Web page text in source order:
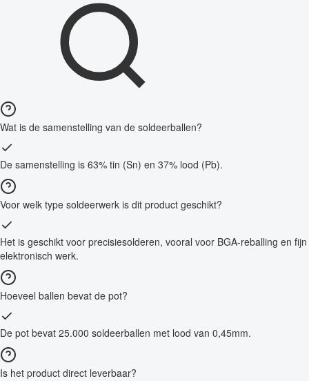
Wat is de samenstelling van de soldeerballen?
De samenstelling is 63% tin (Sn) en 37% lood (Pb).
Voor welk type soldeerwerk is dit product geschikt?
Het is geschikt voor precisiesolderen, vooral voor BGA-reballing en fijn
elektronisch werk.
Hoeveel ballen bevat de pot?
De pot bevat 25.000 soldeerballen met lood van 0,45mm.
Is het product direct leverbaar?